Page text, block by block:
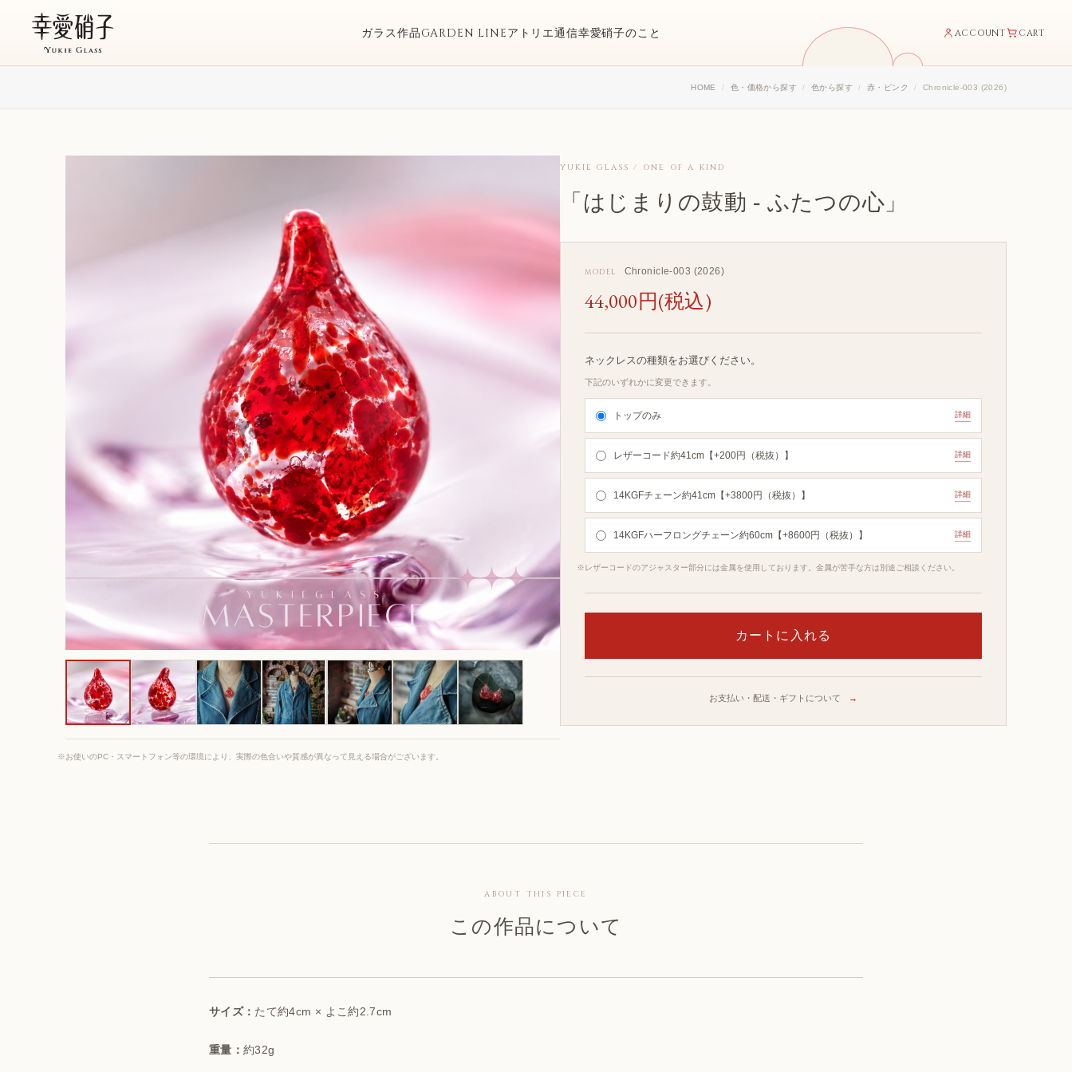
ガラス作品GARDEN LINEアトリエ通信幸愛硝子のこと ACCOUNT CART
HOME 色・価格から探す 色から探す 赤・ピンク Chronicle-003 (2026)
※お使いのPC・スマートフォン等の環境により、実際の色合いや質感が異なって見える場合がございます。
YUKIE GLASS / ONE OF A KIND
「はじまりの鼓動 - ふたつの心」
MODEL Chronicle-003 (2026)
44,000円(税込)
ネックレスの種類をお選びください。
下記のいずれかに変更できます。
トップのみ 詳細
レザーコード約41cm【+200円（税抜）】 詳細
14KGFチェーン約41cm【+3800円（税抜）】 詳細
14KGFハーフロングチェーン約60cm【+8600円（税抜）】 詳細
※レザーコードのアジャスター部分には金属を使用しております。金属が苦手な方は別途ご相談ください。
お支払い・配送・ギフトについて →
ABOUT THIS PIECE
この作品について
サイズ： たて約4cm × よこ約2.7cm
重量：約32g